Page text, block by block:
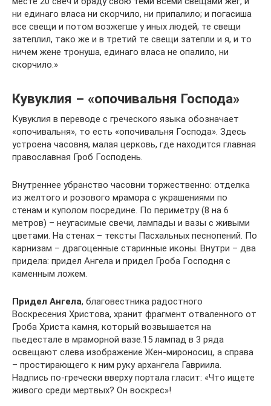
ни единаго власа ни скорчило, ни припалило; и погасиша
все свещи и потом возжегше у иных людей, те свещи
затеплил, тако же и в третий те свещи затепли и я, и то
ничем жене тронуша, единаго власа не опалило, ни
скорчило.»
Кувуклия – «опочивальня Господа»
Кувуклия в переводе с греческого языка обозначает
«опочивальня», то есть «опочивальня Господа». Здесь
устроена часовня, малая церковь, где находится главная
православная Гроб Господень.
Внутреннее убранство часовни торжественно: отделка
из желтого и розового мрамора с украшениями по
стенам и куполом посредине. По периметру (8 на 6
метров) – неугасимые свечи, лампады и вазы с живыми
цветами. На стенах – тексты Пасхальных песнопений. По
карнизам – драгоценные старинные иконы. Внутри – два
придела: придел Ангела и придел Гроба Господня с
каменным ложем.
Придел Ангела, благовестника радостного
Воскресения Христова, хранит фрагмент отваленного от
Гроба Христа камня, который возвышается на
пьедестале в мраморной вазе.15 лампад в 3 ряда
освещают слева изображение Жен-мироносиц, а справа
– простирающего к ним руку архангела Гавриила.
Надпись по-гречески вверху портала гласит: «Что ищете
живого среди мертвых? Он воскрес»!